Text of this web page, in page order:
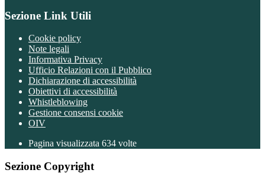
Sezione Link Utili
Cookie policy
Note legali
Informativa Privacy
Ufficio Relazioni con il Pubblico
Dichiarazione di accessibilità
Obiettivi di accessibilità
Whistleblowing
Gestione consensi cookie
OIV
Pagina visualizzata 634 volte
Sezione Copyright